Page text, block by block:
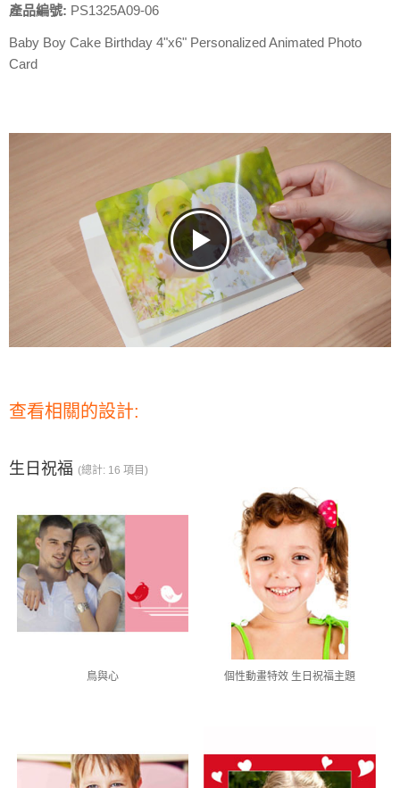
產品編號: PS1325A09-06
Baby Boy Cake Birthday 4"x6" Personalized Animated Photo
Card
查看相關的設計:
生日祝福 (總計: 16 項目)
鳥與心 個性動畫特效 生日祝福主題